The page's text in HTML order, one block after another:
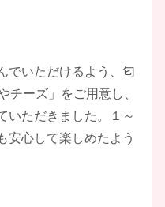
でいただけるよう、匂
チーズ」をご用意し、
いただきました。１～
安心して楽しめたよう